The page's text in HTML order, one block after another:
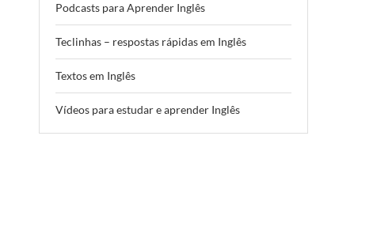
Podcasts para Aprender Inglês
Teclinhas – respostas rápidas em Inglês
Textos em Inglês
Vídeos para estudar e aprender Inglês